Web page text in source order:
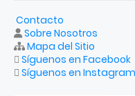
Contacto
Sobre Nosotros
Mapa del Sitio
Síguenos en Facebook
Síguenos en Instagram